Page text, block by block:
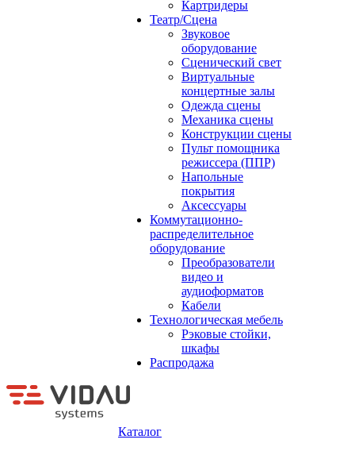
Картридеры
Театр/Сцена
Звуковое
оборудование
Сценический свет
Виртуальные
концертные залы
Одежда сцены
Механика сцены
Конструкции сцены
Пульт помощника
режиссера (ППР)
Напольные
покрытия
Аксессуары
Коммутационно-
распределительное
оборудование
Преобразователи
видео и
аудиоформатов
Кабели
Технологическая мебель
Рэковые стойки,
шкафы
Распродажа
Каталог